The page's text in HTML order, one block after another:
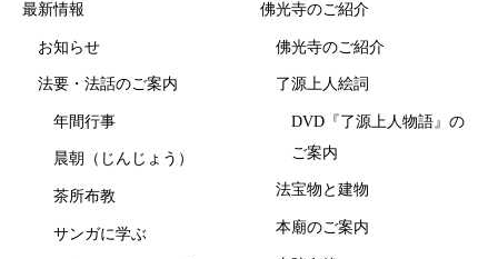
最新情報
お知らせ
法要・法話のご案内
年間行事
晨朝（じんじょう）
茶所布教
サンガに学ぶ
佛光寺のご紹介
佛光寺のご紹介
了源上人絵詞
DVD『了源上人物語』の
ご案内
法宝物と建物
本廟のご案内